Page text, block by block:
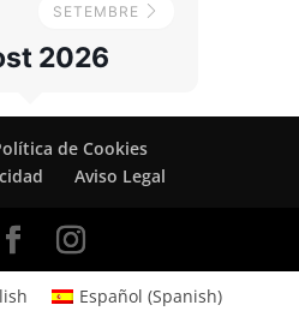
2026
SETEMBRE
de Cookies
Aviso Legal
Español (Spanish)